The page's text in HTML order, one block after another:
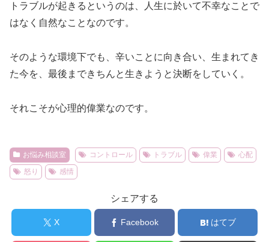
トラブルが起きるというのは、人生に於いて不幸なことで
はなく自然なことなのです。
そのような環境下でも、辛いことに向き合い、生まれてき
た今を、最後まできちんと生きようと決断をしていく。
それこそが心理的偉業なのです。
お悩み相談室 コントロール トラブル 偉業
心配
怒り
感情
シェアする
X Facebook はてブ